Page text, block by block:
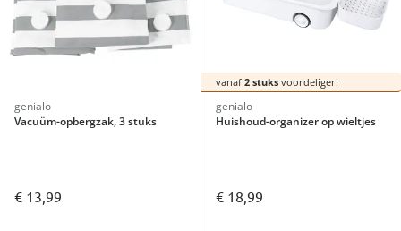
genialo
Vacuüm-opbergzak, 3 stuks
€ 13,99
vanaf 2 stuksvoordeliger!
genialo
Huishoud-organizer op wieltjes
€ 18,99